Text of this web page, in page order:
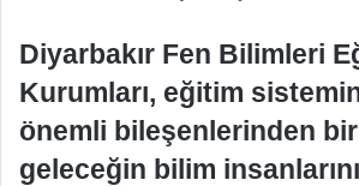
Diyarbakır Fen Bilimleri
Kurumları, eğitim
önemli bileşenlerinden
geleceğin bilim